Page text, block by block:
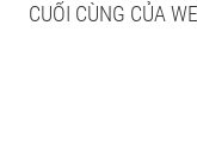
CUỐI CÙNG CỦA